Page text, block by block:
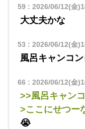
59: 2026/06/12(金
大丈夫かな
53 : 2026/06/12(金
風呂キャンコ
66 : 2026/06/12(金
>>風呂キャン
>ここにせつー
😭